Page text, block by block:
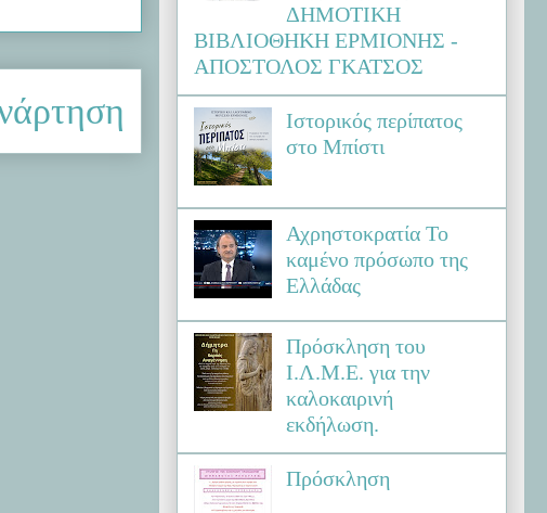
ΔΗΜΟΤΙΚΗ
ΒΙΒΛΙΟΘΗΚΗ ΕΡΜΙΟΝΗΣ -
ΑΠΟΣΤΟΛΟΣ ΓΚΑΤΣΟΣ
Ιστορικός περίπατος
στο Μπίστι
Αχρηστοκρατία Το
καμένο πρόσωπο της
Ελλάδας
Πρόσκληση του
Ι.Λ.Μ.Ε. για την
καλοκαιρινή
εκδήλωση.
Πρόσκληση